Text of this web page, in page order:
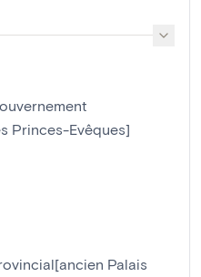
Princes-Evêques]
Palais